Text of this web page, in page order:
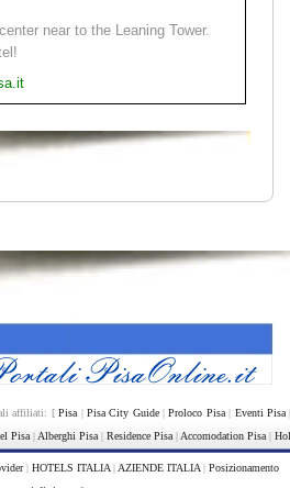
near to the Leaning Tower.
affiliati: [Pisa | Pisa City Guide|Proloco Pisa| Eventi Pisa
Pisa | Alberghi Pisa | Residence Pisa | Accomodation Pisa |
| HOTELS ITALIA| AZIENDE ITALIA| Posizionamento